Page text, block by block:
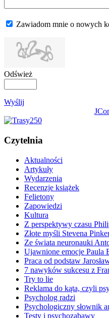
Zawiadom mnie o nowych
Odśwież
Wyślij
Czytelnia
Aktualności
Artykuły
Wydarzenia
Recenzje książek
Felietony
Zapowiedzi
Kultura
Z perspektywy czasu
Złote myśli Stevena
Ze świata neuronauki
Ujawnione emocje Paula
Praca od podstaw
7 nawyków sukcesu z
Try to lie
Reklama do kąta, czyli
Psycholog radzi
Psychologiczny słownik
Testy i psychozabawy